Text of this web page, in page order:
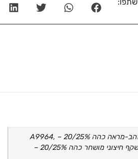
ROXTER – משקף אדים 30 PINLOCK – A796DB, ROXTER – משקף חיצוני זהב-מראה כהה 20/25% – A9964,
ROXTER – משקף חיצוני כסוף-מראה כהה 20/25% – A9962, ROXTER – משקף חיצוני מושחר כהה 20/25% –